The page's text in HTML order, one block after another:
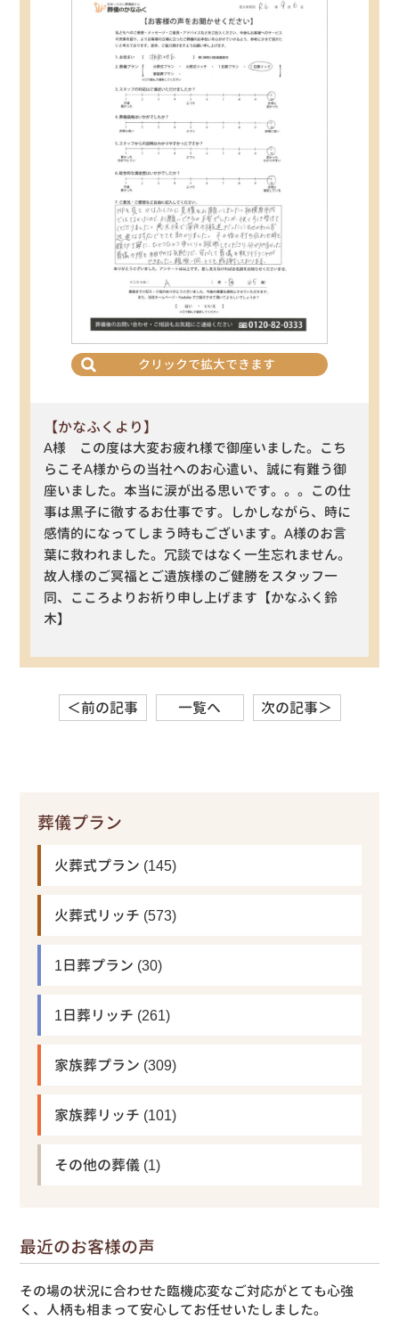
クリックで拡大できます
【かなふくより】
A様 この度は大変お疲れ様で御座いました。こち
らこそA様からの当社へのお心遣い、誠に有難う御
座いました。本当に涙が出る思いです。。。この仕
事は黒子に徹するお仕事です。しかしながら、時に
感情的になってしまう時もございます。A様のお言
葉に救われました。冗談ではなく一生忘れません。
故人様のご冥福とご遺族様のご健勝をスタッフ一
同、こころよりお祈り申し上げます【かなふく鈴
木】
＜前の記事 一覧へ 次の記事＞
葬儀プラン
火葬式プラン (145)
火葬式リッチ (573)
1日葬プラン (30)
1日葬リッチ (261)
家族葬プラン (309)
家族葬リッチ (101)
その他の葬儀 (1)
最近のお客様の声
その場の状況に合わせた臨機応変なご対応がとても心強
く、人柄も相まって安心してお任せいたしました。